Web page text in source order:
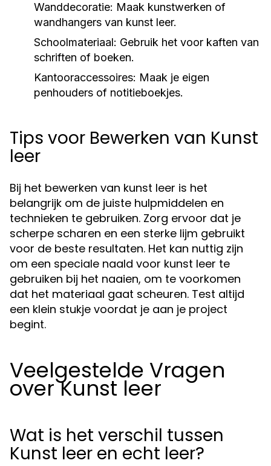
Wanddecoratie: Maak kunstwerken of
wandhangers van kunst leer.
Schoolmateriaal: Gebruik het voor kaften van
schriften of boeken.
Kantooraccessoires: Maak je eigen
penhouders of notitieboekjes.
Tips voor Bewerken van Kunst
leer
Bij het bewerken van kunst leer is het
belangrijk om de juiste hulpmiddelen en
technieken te gebruiken. Zorg ervoor dat je
scherpe scharen en een sterke lijm gebruikt
voor de beste resultaten. Het kan nuttig zijn
om een speciale naald voor kunst leer te
gebruiken bij het naaien, om te voorkomen
dat het materiaal gaat scheuren. Test altijd
een klein stukje voordat je aan je project
begint.
Veelgestelde Vragen
over Kunst leer
Wat is het verschil tussen
Kunst leer en echt leer?